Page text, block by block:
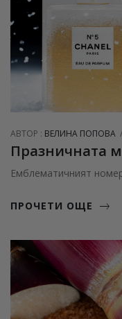
АВТОР : ВЕЛИНА ПОПОВА
Празничната
Емблематичният
ПРОЧЕТИ ОЩЕ